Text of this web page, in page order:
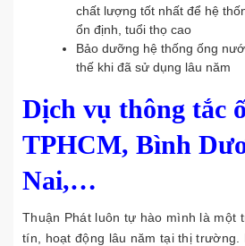
chất lượng tốt nhất để hệ
ổn định, tuổi thọ cao
Bảo dưỡng hệ thống ống
thế khi đã sử dụng lâu năm
Dịch vụ thông tắc
TPHCM, Bình
Nai,…
Thuận Phát luôn tự hào mình là một
tín, hoạt động lâu năm tại thị trường.